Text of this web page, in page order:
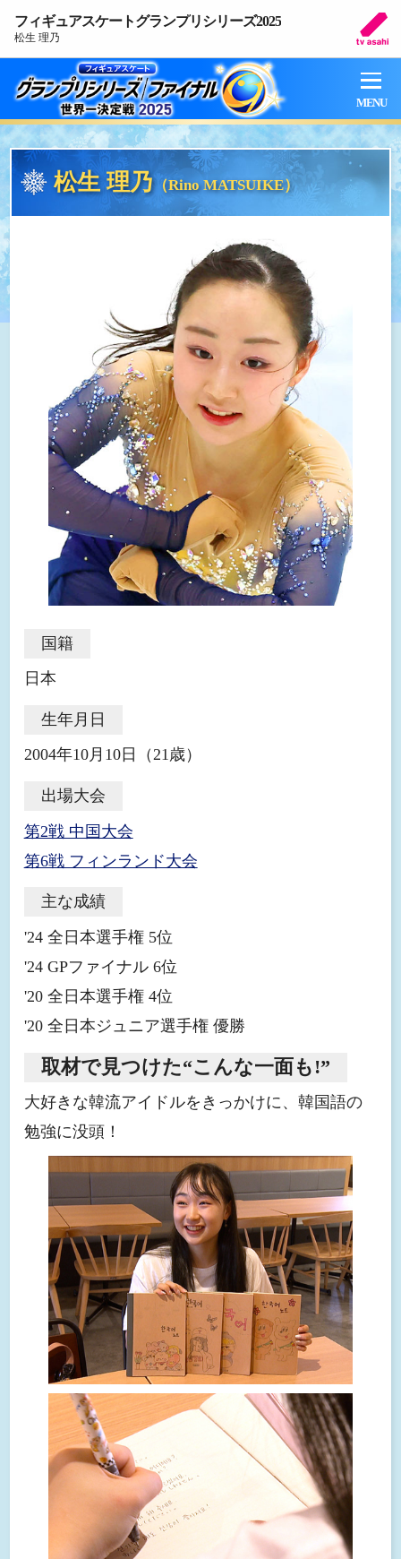
フィギュアスケートグランプリシリーズ2025
松生 理乃
MENU
松生 理乃（Rino MATSUIKE）
国籍
日本
生年月日
2004年10月10日（21歳）
出場大会
第2戦 中国大会
第6戦 フィンランド大会
主な成績
'24 全日本選手権 5位
'24 GPファイナル 6位
'20 全日本選手権 4位
'20 全日本ジュニア選手権 優勝
取材で見つけた“こんな一面も!”
大好きな韓流アイドルをきっかけに、韓国語の
勉強に没頭！